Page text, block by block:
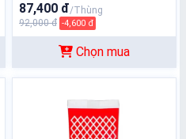
87,400 đ/Thùng
92,000 đ -4,600 đ
Chọn mua